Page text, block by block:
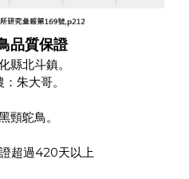
品質保證
縣北斗鎮。
朱大哥。
頸鴕鳥。
超過420天以上